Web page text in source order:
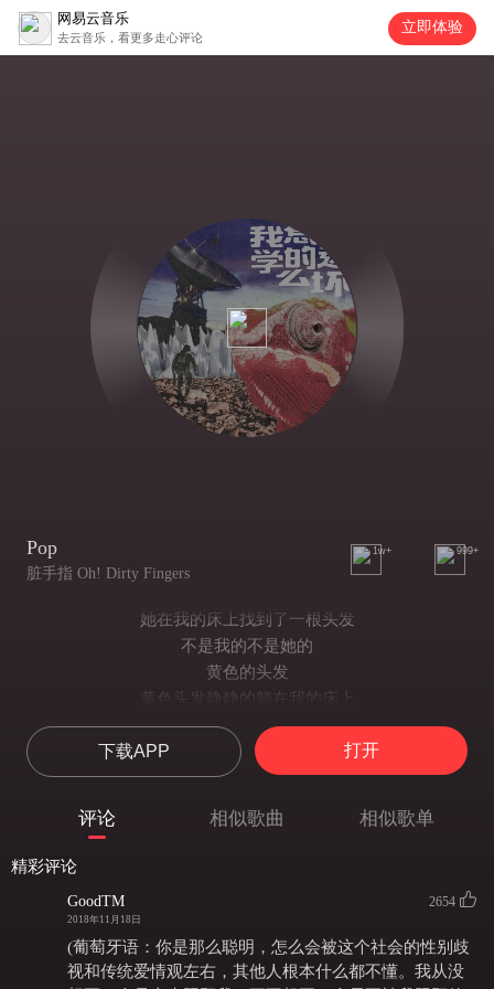
网易云音乐
去云音乐，看更多走心评论
立即体验
Pop
脏手指 Oh! Dirty Fingers
1w+ 999+
她在我的床上找到了一根头发
不是我的不是她的
黄色的头发
黄色头发静静的躺在我的床上
像是一个机关等待被触发
她她她她她她她她有点傻（爱）
像是我头顶上一根银白色的头发（爱爱）
她是一半女儿（不应该）
也别离我太远
不要坐在我身边
下载APP 打开
评论 相似歌曲 相似歌单
精彩评论
GoodTM
2018年11月18日
2654
(葡萄牙语：你是那么聪明，怎么会被这个社会的性别歧
视和传统爱情观左右，其他人根本什么都不懂。我从没